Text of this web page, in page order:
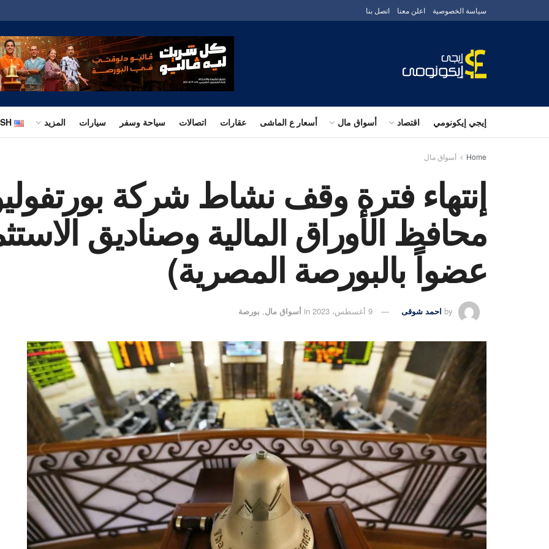
سياسة الخصوصية اعلن معنا اتصل بنا
إيجي إيكونومي اقتصاد أسواق مال أسعار ع الماشى عقارات اتصالات سياحة وسفر سيارات المزيد
Home أسواق مال
إنتهاء فترة وقف نشاط شركة
محافظ الأوراق المالية وصناديق
عضواً بالبورصة المصرية)
by احمد شوقى 9 أغسطس، 2023 in أسواق مال, بورصة